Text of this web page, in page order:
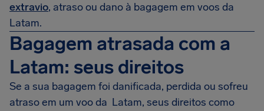
extravio, atraso ou dano à bagagem em voos da
Latam.
Bagagem atrasada com a
Latam: seus direitos
Se a sua bagagem foi danificada, perdida ou sofreu
atraso em um voo da Latam, seus direitos como